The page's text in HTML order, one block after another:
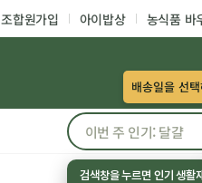
조합원가입 아이밥상 농식품 바
배송일을 선
검색창을 누르면 인기 생활